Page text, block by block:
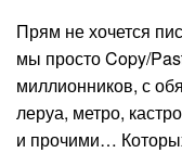
Прям не хочется
мы просто Copy/
миллионников, с
леруа, метро,
и прочими…